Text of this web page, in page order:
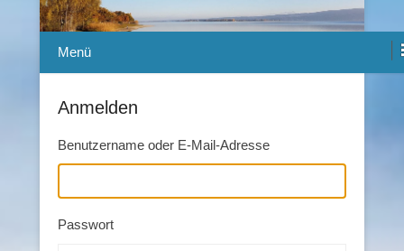
Menü
Anmelden
Benutzername oder E-Mail-Adresse
Passwort